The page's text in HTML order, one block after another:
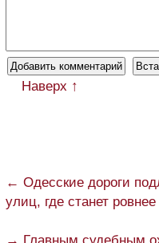
Наверх ↑
← Одесские дороги
улиц, где станет ровнее